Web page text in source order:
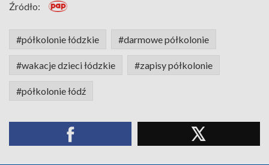
Źródło:
#półkolonie łódzkie #darmowe półkolonie
#wakacje dzieci łódzkie #zapisy półkolonie
#półkolonie łódź